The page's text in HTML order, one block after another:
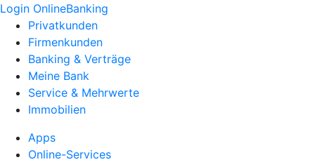
Login OnlineBanking
Privatkunden
Firmenkunden
Banking & Verträge
Meine Bank
Service & Mehrwerte
Immobilien
Apps
Online-Services